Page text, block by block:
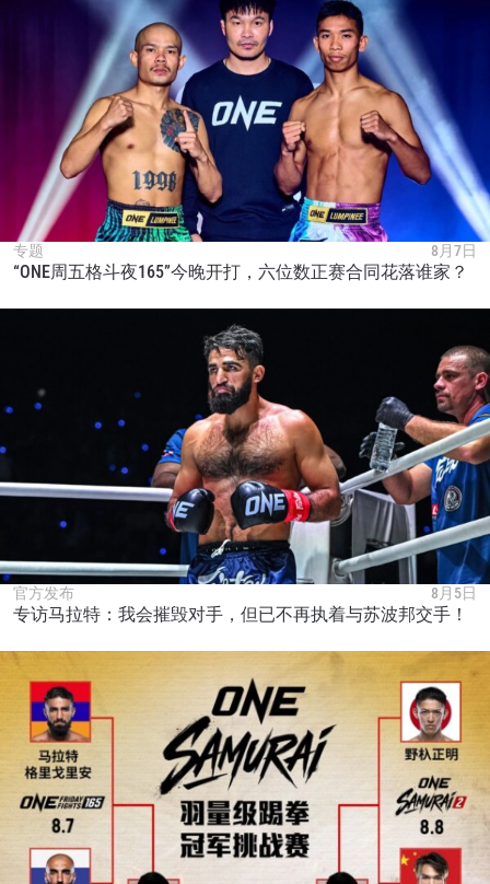
专题 8月7日
“ONE周五格斗夜165”今晚开打，六位数正赛合同花落谁家？
官方发布 8月5日
专访马拉特：我会摧毁对手，但已不再执着与苏波邦交手！